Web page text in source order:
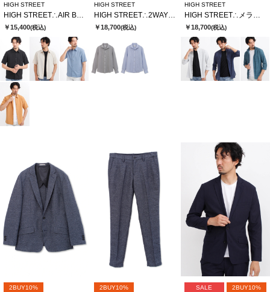
HIGH STREET
HIGH STREET∴AIR BREEZE 半袖シャツ
￥15,400(税込)
HIGH STREET
HIGH STREET∴2WAYサッカーストライプカッタウェイシャツ
￥18,700(税込)
HIGH STREET
HIGH STREET∴メランジプリントオブロングシチブソデシャツ
￥18,700(税込)
2BUY10%
2BUY10% SALE 2BUY10%